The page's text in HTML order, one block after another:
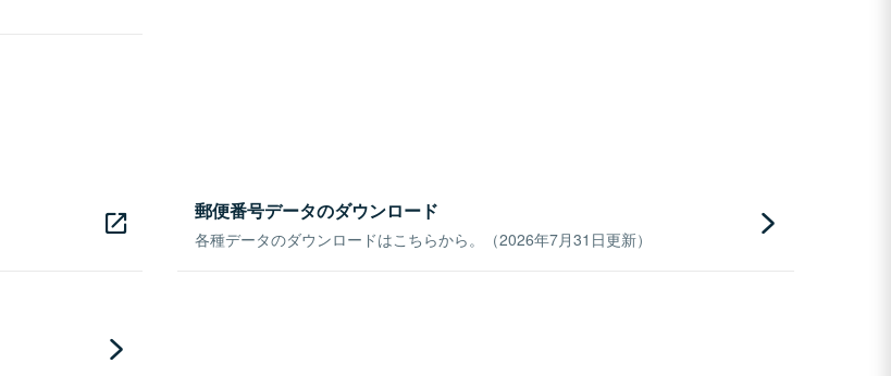
郵便番号データのダウンロード
各種データのダウンロードはこちらから。（2026年7月31日更新）